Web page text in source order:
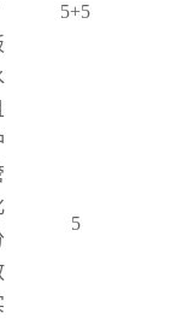
5+5
5